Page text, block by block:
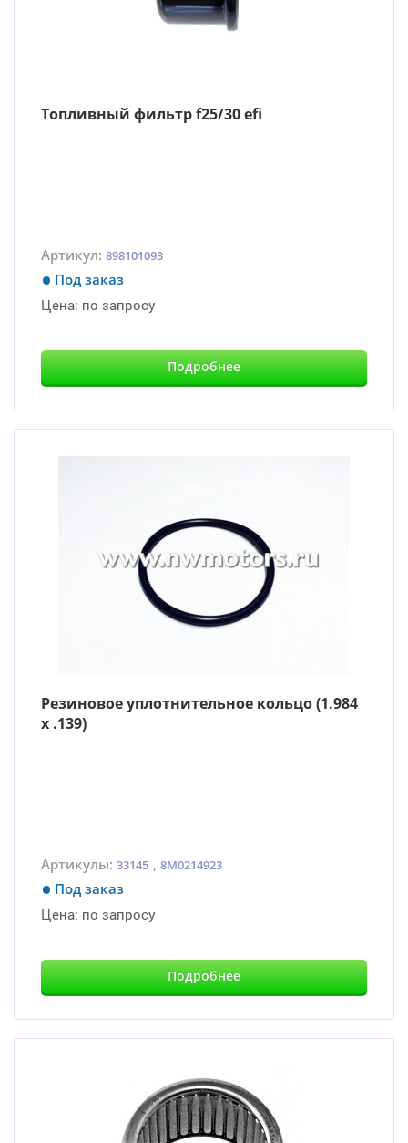
Топливный фильтр f25/30 efi
Артикул: 898101093
Под заказ
Цена: по запросу
Подробнее
Резиновое уплотнительное кольцо (1.984
x .139)
Артикулы: 33145 , 8M0214923
Под заказ
Цена: по запросу
Подробнее